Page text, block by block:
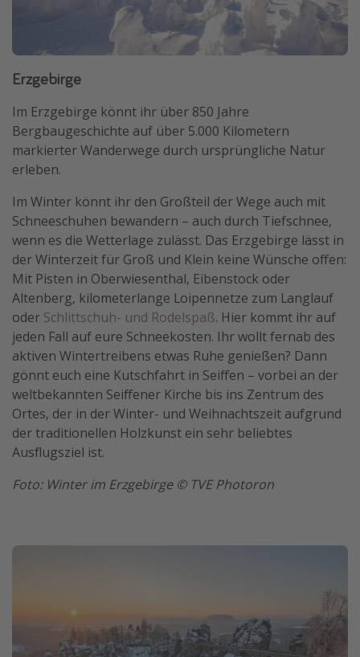
Erzgebirge
Im Erzgebirge könnt ihr über 850 Jahre
Bergbaugeschichte auf über 5.000 Kilometern
markierter Wanderwege durch ursprüngliche Natur
erleben.
Im Winter könnt ihr den Großteil der Wege auch mit
Schneeschuhen bewandern – auch durch Tiefschnee,
wenn es die Wetterlage zulässt. Das Erzgebirge lässt in
der Winterzeit für Groß und Klein keine Wünsche offen:
Mit Pisten in Oberwiesenthal, Eibenstock oder
Altenberg, kilometerlange Loipennetze zum Langlauf
oder Schlittschuh- und Rodelspaß. Hier kommt ihr auf
jeden Fall auf eure Schneekosten. Ihr wollt fernab des
aktiven Wintertreibens etwas Ruhe genießen? Dann
gönnt euch eine Kutschfahrt in Seiffen – vorbei an der
weltbekannten Seiffener Kirche bis ins Zentrum des
Ortes, der in der Winter- und Weihnachtszeit aufgrund
der traditionellen Holzkunst ein sehr beliebtes
Ausflugsziel ist.
Foto: Winter im Erzgebirge © TVE Photoron